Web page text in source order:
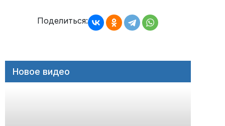
записямПоделиться:
Новое видео